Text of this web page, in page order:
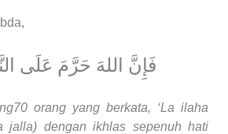
فَإِنَّ اللهَ حَرَّمَ عَلَى
orang yang berkata, ‘La ilaha
jalla) dengan ikhlas sepenuh hati